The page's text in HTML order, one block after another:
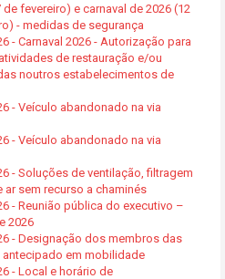
de fevereiro) e carnaval de 2026 (12
- medidas de segurança
- Carnaval 2026 - Autorização para
de restauração e/ou
noutros estabelecimentos de
- Veículo abandonado na via
- Veículo abandonado na via
- Soluções de ventilação, filtragem
ar sem recurso a chaminés
- Reunião pública do executivo –
2026
- Designação dos membros das
em mobilidade
- Local e horário de